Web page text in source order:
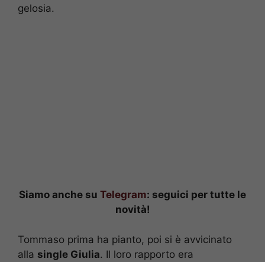
gelosia.
Siamo anche su Telegram: seguici per tutte le
novità!
Tommaso prima ha pianto, poi si è avvicinato
alla single Giulia. Il loro rapporto era